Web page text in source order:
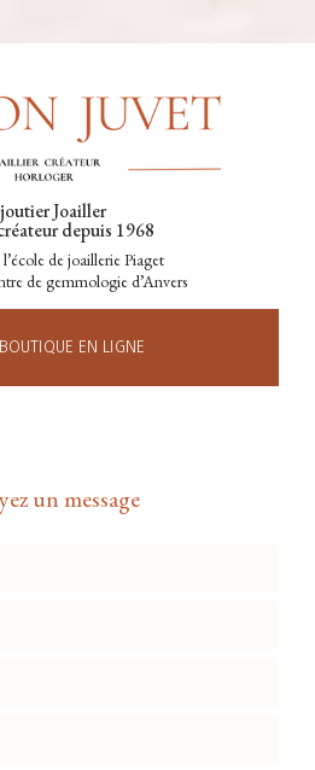
Joailler
depuis 1968
de joaillerie Piaget
de gemmologie d’Anvers
EN LIGNE
un message